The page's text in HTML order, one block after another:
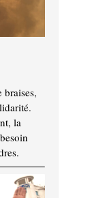
braises,
la